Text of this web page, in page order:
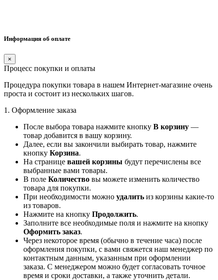
Информация об оплате
×
Процесс покупки и оплаты
Процедура покупки товара в нашем Интернет-магазине очень
проста и состоит из нескольких шагов.
1. Оформление заказа
После выбора товара нажмите кнопку В корзину —
товар добавится в вашу корзину.
Далее, если вы закончили выбирать товар, нажмите
кнопку Корзина.
На странице вашей корзины будут перечислены все
выбранные вами товары.
В поле Количество вы можете изменить количество
товара для покупки.
При необходимости можно удалить из корзины какие-то
из товаров.
Нажмите на кнопку Продолжить.
Заполните все необходимые поля и нажмите на кнопку
Оформить заказ.
Через некоторое время (обычно в течение часа) после
оформления покупки, с вами свяжется наш менеджер по
контактным данным, указанным при оформлении
заказа. С менеджером можно будет согласовать точное
время и сроки доставки, а также уточнить детали.